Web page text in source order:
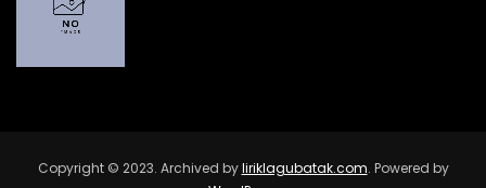
Copyright © 2023. Archived byliriklagubatak.com. Powered by